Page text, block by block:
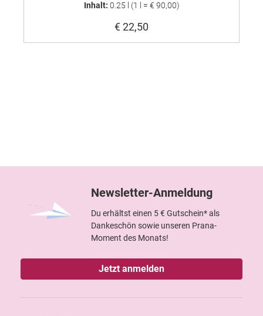
Inhalt: 0.25 l (1 l = € 90,00)
€ 22,50
Newsletter-Anmeldung
Du erhältst einen 5 € Gutschein* als
Dankeschön sowie unseren Prana-
Moment des Monats!
Jetzt anmelden